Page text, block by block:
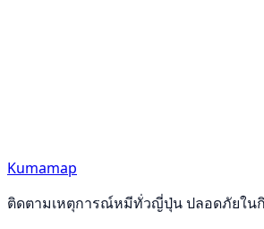
Kumamap
ติดตามเหตุการณ์หมีทั่วญี่ปุ่น ปลอดภัยใน